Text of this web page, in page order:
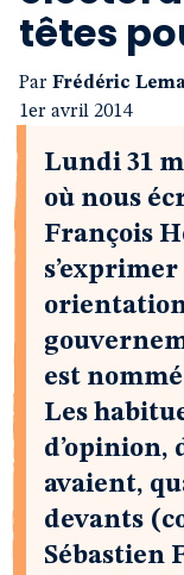
têtes
Par Frédéric
1er avril 2014
Lundi 31
où nous
François
est
Les
d’opinion,
avaient,
devants
Sébastien